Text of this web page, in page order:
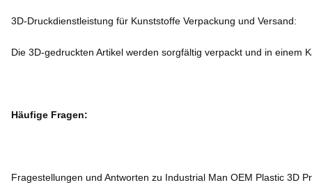
3D-Druckdienstleistung für Kunststoffe Verpackung und Versand:
Die 3D-gedruckten Artikel werden sorgfältig verpackt und in
Häufige Fragen:
Fragestellungen und Antworten zu Industrial Man OEM Plastic 3D